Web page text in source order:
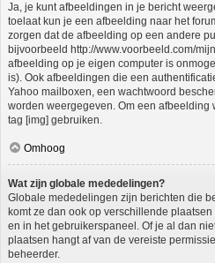
Ja, je kunt afbeeldingen in je bericht
toelaat kun je een afbeelding naar het
zorgen dat de afbeelding op een andere
bijvoorbeeld http://www.voorbeeld.com/
afbeelding op je eigen computer is
is). Ook afbeeldingen die een
Yahoo mailboxen, een wachtwoord
worden weergegeven. Om een afbeelding
tag [img] gebruiken.
Omhoog
Wat zijn globale mededelingen?
Globale mededelingen zijn berichten die
komt ze dan ook op verschillende
en in het gebruikerspaneel. Of je al dan
plaatsen hangt af van de vereiste
beheerder.